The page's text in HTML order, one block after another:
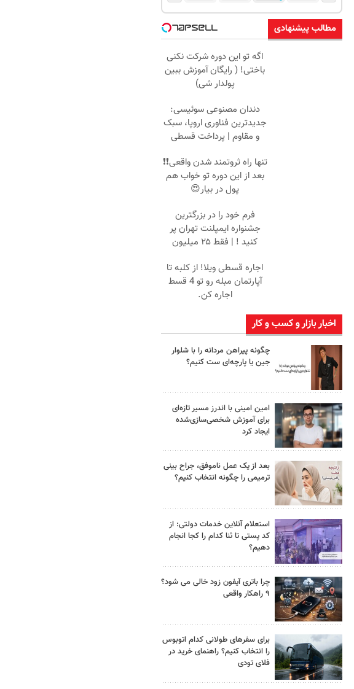
مطالب پیشنهادی
اگه تو این دوره شرکت نکنی
باختی! ( رایگان آموزش ببین
پولدار شی)
دندان مصنوعی سوئیسی:
جدیدترین فناوری اروپا، سبک
و مقاوم | پرداخت قسطی
تنها راه ثروتمند شدن واقعی❗❗
بعد از این دوره تو خواب هم
پول در بیار😍
فرم خود را در بزرگترین
جشنواره ایمپلنت تهران پر
کنید ! | فقط ۲۵ میلیون
اجاره‌ قسطی ویلا! از کلبه تا
آپارتمان مبله رو تو 4 قسط
اجاره کن.
اخبار بازار و کسب و کار
چگونه پیراهن مردانه را با شلوار
جین یا پارچه‌ای ست کنیم؟
امین امینی با اندرز مسیر تازه‌ای
برای آموزش شخصی‌سازی‌شده
ایجاد کرد
بعد از یک عمل ناموفق، جراح بینی
ترمیمی را چگونه انتخاب کنیم؟
استعلام آنلاین خدمات دولتی: از
کد پستی تا ثنا کدام را کجا انجام
دهیم؟
چرا باتری آیفون زود خالی می شود؟
۹ راهکار واقعی
برای سفرهای طولانی کدام اتوبوس
را انتخاب کنیم؟ راهنمای خرید در
فلای تودی